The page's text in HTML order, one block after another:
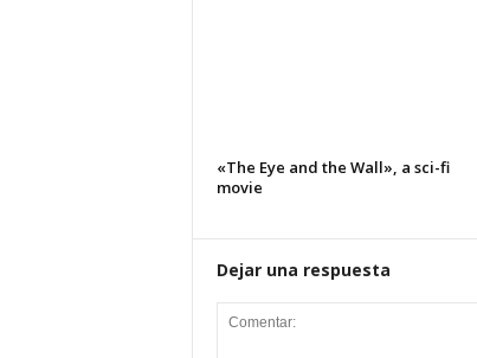
«The Eye and the Wall», a sci-fi
movie
Dejar una respuesta